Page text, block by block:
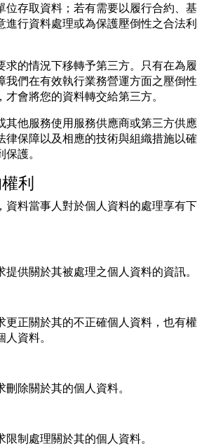
位存取資料；若有需要以履行合約、基
進行資料處理或為保護壓倒性之合法利
求的情況下移轉予第三方。只有在為履
我們在有效執行業務營運方面之壓倒性
會將您的資料轉交給第三方。
其他服務使用服務供應商或第三方供應
律保障以及相應的技術與組織措施以確
護。
利
資料當事人對於個人資料的處理享有下
供關於其被處理之個人資料的資訊。
更正關於其的不正確個人資料，也有權
資料。
除關於其的個人資料。
制處理關於其的個人資料。